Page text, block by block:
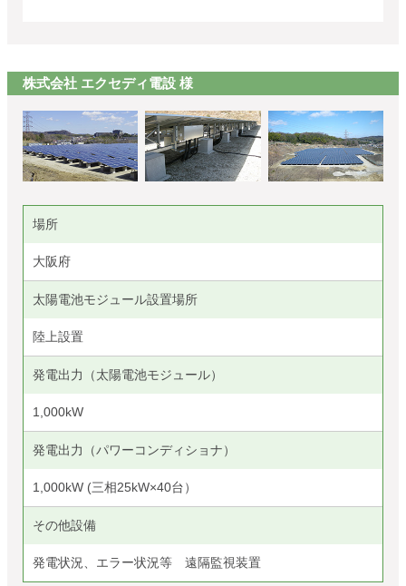
株式会社 エクセディ電設 様
場所
大阪府
太陽電池モジュール設置場所
陸上設置
発電出力（太陽電池モジュール）
1,000kW
発電出力（パワーコンディショナ）
1,000kW (三相25kW×40台）
その他設備
発電状況、エラー状況等 遠隔監視装置